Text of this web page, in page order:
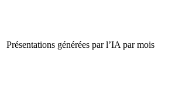
Présentations générées par l’IA par mois